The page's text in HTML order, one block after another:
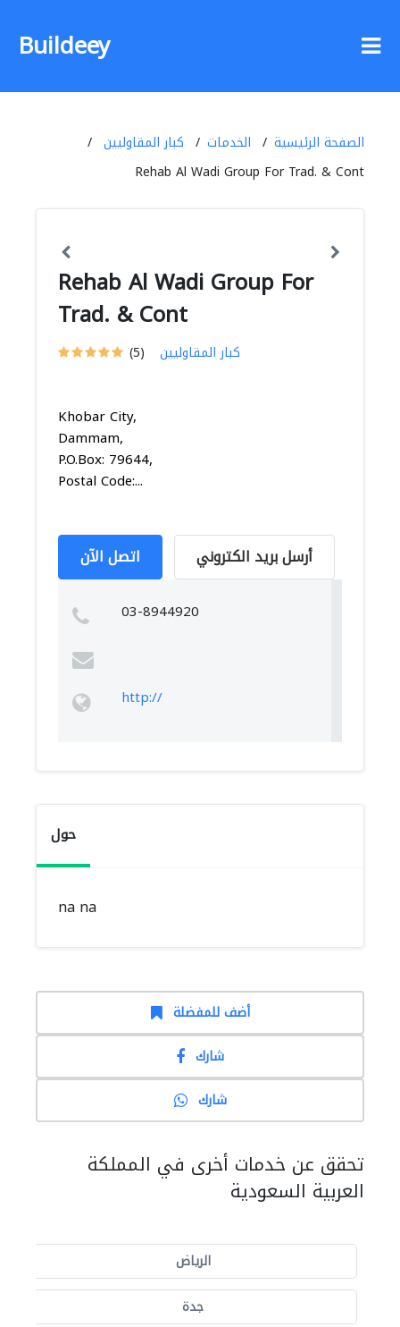
Buildeey
الصفحة الرئيسية الخدمات
كبار المقاوليين
Rehab Al Wadi Group For Trad. & Cont
Rehab Al Wadi Group For
Trad. & Cont
(5) كبار المقاوليين
Khobar City,
Dammam,
P.O.Box: 79644,
Postal Code:...
اتصل الآن أرسل بريد الكتروني
03-8944920
http://
حول
na na
أضف للمفضلة
شارك
شارك
تحقق عن خدمات أخرى في المملكة
العربية السعودية
الرياض
جدة